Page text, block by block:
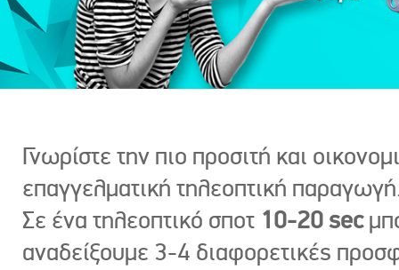
Γνωρίστε την πιο προσιτή και
επαγγελματική τηλεοπτική
Σε ένα τηλεοπτικό σποτ 10-20 sec
αναδείξουμε 3-4 διαφορετικές